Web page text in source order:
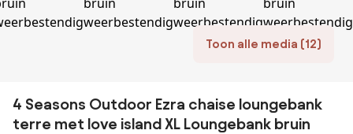
Toon alle media (12)
4 Seasons Outdoor Ezra chaise loungebank
terre met love island XL Loungebank bruin